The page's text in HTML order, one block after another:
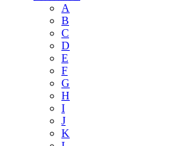
A
B
C
D
E
F
G
H
I
J
K